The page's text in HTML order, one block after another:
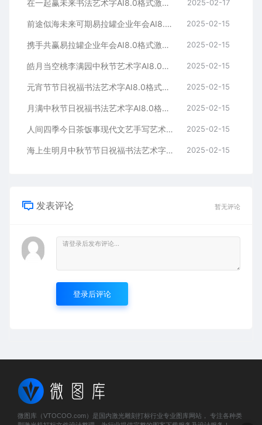
在一起赢未来书法艺术字AI8.0格式激光打标文件通用矢量图 2025-02-17
前途似海未来可期易拉罐企业年会AI8.0格式激光打标文件通用矢量图 2025-02-15
携手共赢易拉罐企业年会AI8.0格式激光打标文件通用矢量图 2025-02-15
皓月当空桃李满园中秋节艺术字AI8.0格式激光打标文件通用矢量图 2025-02-15
元宵节节日祝福书法艺术字AI8.0格式激光打标文件通用矢量图 2025-02-15
月满中秋节日祝福书法艺术字AI8.0格式激光打标文件通用矢量图 2025-02-15
人间四季今日茶饭事现代文艺手写艺术字AI8.0格式激光打标文件通用矢量图 2025-02-15
海上生明月中秋节节日祝福书法艺术字AI8.0格式激光打标文件通用矢量图 2025-02-15
发表评论 暂无评论
登录后评论
微图库（VTOCOO.com）是国内激光雕刻打标行业专业图库网站， 专注各种类